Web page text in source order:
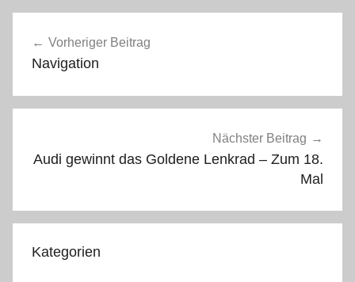
Vorheriger Beitrag
Navigation
Nächster Beitrag
Audi gewinnt das Goldene Lenkrad – Zum 18.
Mal
Kategorien